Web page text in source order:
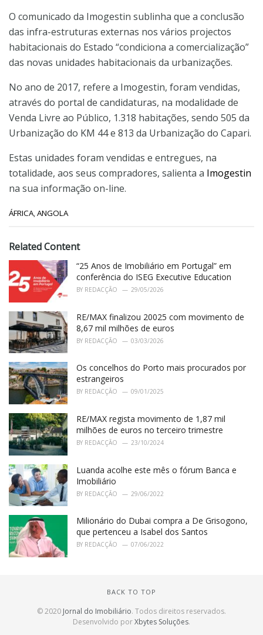
O comunicado da Imogestin sublinha que a conclusão
das infra-estruturas externas nos vários projectos
habitacionais do Estado “condiciona a comercialização”
das novas unidades habitacionais da urbanizações.
No ano de 2017, refere a Imogestin, foram vendidas,
através do portal de candidaturas, na modalidade de
Venda Livre ao Público, 1.318 habitações, sendo 505 da
Urbanização do KM 44 e 813 da Urbanização do Capari.
Estas unidades foram vendidas e entregues, na
totalidade, aos seus compradores, salienta a Imogestin
na sua informação on-line.
C
e
r
i
ÁFRICA ANGOLA
Related Content
“25 Anos de Imobiliário em Portugal” em
conferência do ISEG Executive Education
BY REDACÇÃO 29/05/2026
RE/MAX finalizou 20025 com movimento de
8,67 mil milhões de euros
BY REDACÇÃO 03/03/2026
Os concelhos do Porto mais procurados por
estrangeiros
BY REDACÇÃO 09/01/2025
RE/MAX regista movimento de 1,87 mil
milhões de euros no terceiro trimestre
BY REDACÇÃO 23/10/2024
Luanda acolhe este mês o fórum Banca e
Imobiliário
BY REDACÇÃO 29/06/2022
Milionário do Dubai compra a De Grisogono,
que pertenceu a Isabel dos Santos
BY REDACÇÃO 07/06/2022
BACK TO TOP
© 2020 Jornal do Imobiliário. Todos direitos reservados.
Desenvolvido porXbytes Soluções.